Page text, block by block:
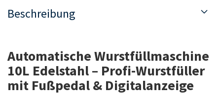
Beschreibung
Automatische Wurstfüllmaschine
10L Edelstahl – Profi-Wurstfüller
mit Fußpedal & Digitalanzeige